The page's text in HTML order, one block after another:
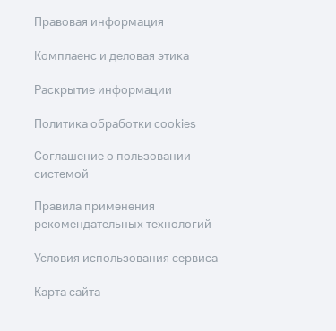
Правовая информация
Комплаенс и деловая этика
Раскрытие информации
Политика обработки cookies
Соглашение о пользовании
системой
Правила применения
рекомендательных технологий
Условия использования сервиса
Карта сайта